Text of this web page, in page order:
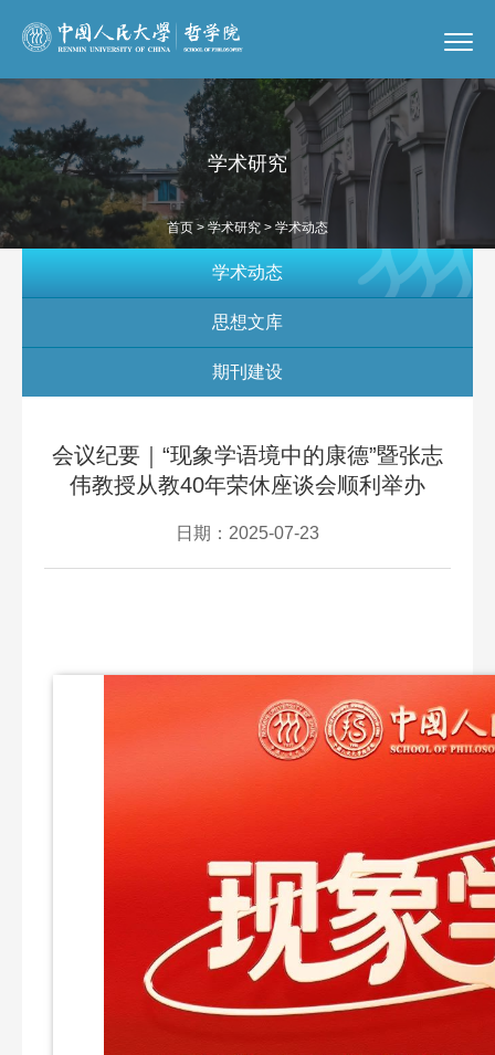
学术研究
首页 > 学术研究 > 学术动态
学术动态
思想文库
期刊建设
会议纪要｜“现象学语境中的康德”暨张志
伟教授从教40年荣休座谈会顺利举办
日期：2025-07-23